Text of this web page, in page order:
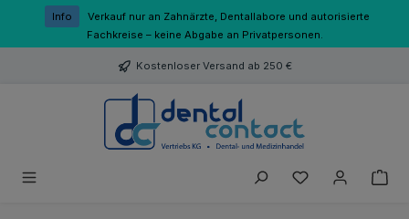
Zum Hauptinhalt springen
Info
Verkauf nur an Zahnärzte, Dentallabore und autorisierte
Fachkreise – keine Abgabe an Privatpersonen.
Kostenloser Versand ab 250 €
Du hast 0